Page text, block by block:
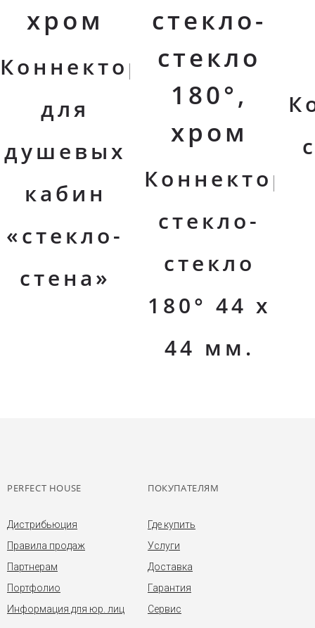
хром
Коннектор
для
душевых
кабин
«стекло-
стена»
стекло-
стекло
180°,
хром
Коннектор
стекло-
стекло
180° 44 х
44 мм.
PERFECT HOUSE
Дистрибьюция
Правила продаж
Партнерам
Портфолио
Информация для юр. лиц
ПОКУПАТЕЛЯМ
Где купить
Услуги
Доставка
Гарантия
Сервис